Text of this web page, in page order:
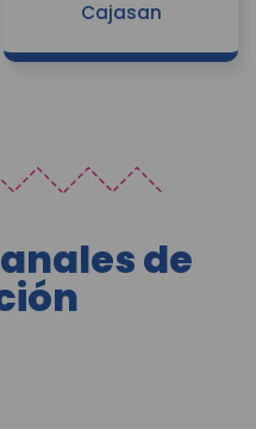
Cajasan
de